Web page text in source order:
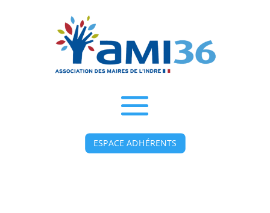
ESPACE ADHÉRENTS